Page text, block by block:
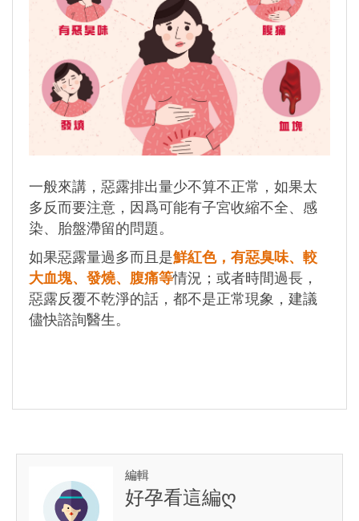
一般來講，惡露排出量少不算不正常，如果太
多反而要注意，因爲可能有子宮收縮不全、感
染、胎盤滯留的問題。
如果惡露量過多而且是鮮紅色，有惡臭味、較
大血塊、發燒、腹痛等情況；或者時間過長，
惡露反覆不乾淨的話，都不是正常現象，建議
儘快諮詢醫生。
編輯
好孕看這編ღ